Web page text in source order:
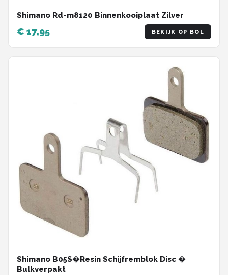
Shimano Rd-m8120 Binnenkooiplaat Zilver
€ 17,95 BEKIJK OP BOL
Shimano B05S�Resin Schijfremblok Disc �
Bulkverpakt